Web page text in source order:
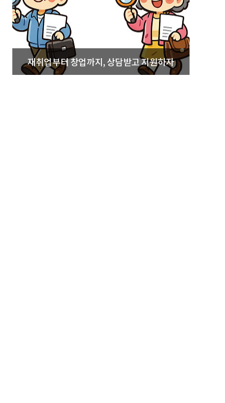
재취업부터 창업까지, 상담받고 지원하자